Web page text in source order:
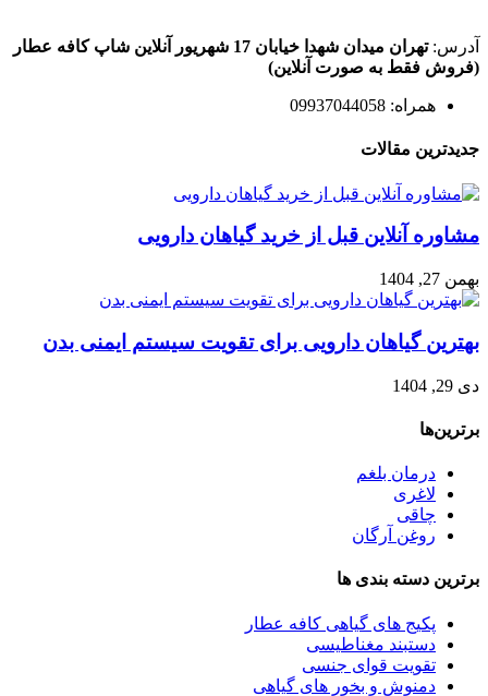
آدرس:تهران میدان شهدا خیابان 17 شهریور آنلاین شاپ کافه عطار
(فروش فقط به صورت آنلاین)
همراه: 09937044058
جدیدترین مقالات
مشاوره آنلاین قبل از خرید گیاهان دارویی
بهمن 27, 1404
بهترین گیاهان دارویی برای تقویت سیستم ایمنی بدن
دی 29, 1404
برترین‌ها
درمان بلغم
لاغری
چاقی
روغن آرگان
برترین‌ دسته بندی ها
پکیج های گیاهی کافه عطار
دستبند مغناطیسی
تقویت قوای جنسی
دمنوش و بخور های گیاهی